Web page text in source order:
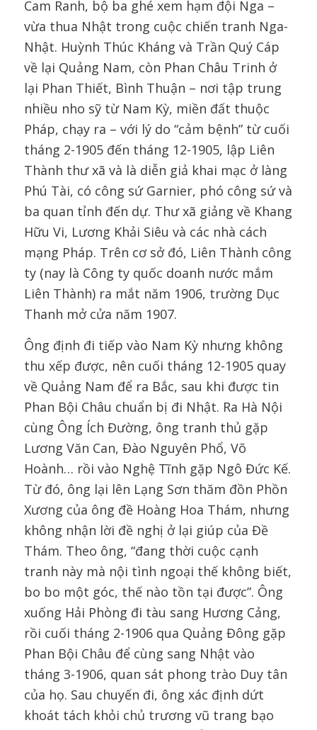
Cam Ranh, bộ ba ghé xem hạm đội Nga –
vừa thua Nhật trong cuộc chiến tranh Nga-
Nhật. Huỳnh Thúc Kháng và Trần Quý Cáp
về lại Quảng Nam, còn Phan Châu Trinh ở
lại Phan Thiết, Bình Thuận – nơi tập trung
nhiều nho sỹ từ Nam Kỳ, miền đất thuộc
Pháp, chạy ra – với lý do “cảm bệnh” từ cuối
tháng 2-1905 đến tháng 12-1905, lập Liên
Thành thư xã và là diễn giả khai mạc ở làng
Phú Tài, có công sứ Garnier, phó công sứ và
ba quan tỉnh đến dự. Thư xã giảng về Khang
Hữu Vi, Lương Khải Siêu và các nhà cách
mạng Pháp. Trên cơ sở đó, Liên Thành công
ty (nay là Công ty quốc doanh nước mắm
Liên Thành) ra mắt năm 1906, trường Dục
Thanh mở cửa năm 1907.
Ông định đi tiếp vào Nam Kỳ nhưng không
thu xếp được, nên cuối tháng 12-1905 quay
về Quảng Nam để ra Bắc, sau khi được tin
Phan Bội Châu chuẩn bị đi Nhật. Ra Hà Nội
cùng Ông Ích Đường, ông tranh thủ gặp
Lương Văn Can, Đào Nguyên Phổ, Võ
Hoành… rồi vào Nghệ Tĩnh gặp Ngô Đức Kế.
Từ đó, ông lại lên Lạng Sơn thăm đồn Phồn
Xương của ông đề Hoàng Hoa Thám, nhưng
không nhận lời đề nghị ở lại giúp của Đề
Thám. Theo ông, “đang thời cuộc cạnh
tranh này mà nội tình ngoại thế không biết,
bo bo một góc, thế nào tồn tại được”. Ông
xuống Hải Phòng đi tàu sang Hương Cảng,
rồi cuối tháng 2-1906 qua Quảng Đông gặp
Phan Bội Châu để cùng sang Nhật vào
tháng 3-1906, quan sát phong trào Duy tân
của họ. Sau chuyến đi, ông xác định dứt
khoát tách khỏi chủ trương vũ trang bạo